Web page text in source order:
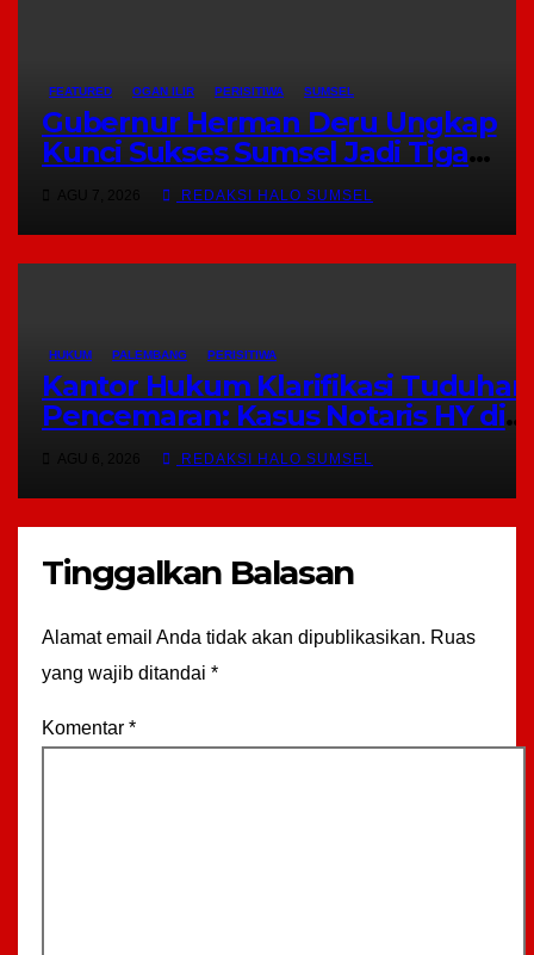
FEATURED OGAN ILIR PERISITIWA SUMSEL
Gubernur Herman Deru Ungkap
Kunci Sukses Sumsel Jadi Tiga
Besar Nasional Produksi Pangan
REDAKSI HALO SUMSEL
HUKUM PALEMBANG PERISITIWA
Kantor Hukum Klarifikasi Tuduhan
Pencemaran: Kasus Notaris HY di
Banyuasin Murni Keperdataan
REDAKSI HALO SUMSEL
Tinggalkan Balasan
Alamat email Anda tidak akan dipublikasikan. Ruas
yang wajib ditandai *
Komentar *